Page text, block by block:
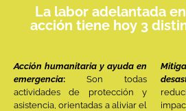
La labor adelantada
acción tiene hoy 3
Acción humanitaria y ayuda en
emergencia: Son todas
actividades de protección y
asistencia, orientadas a aliviar el